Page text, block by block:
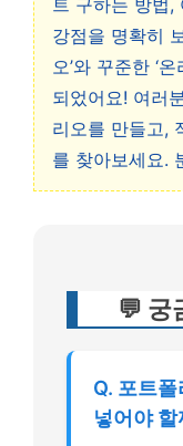
트 구하는 방법,
강점을 명확히
오’와 꾸준한 ‘
되었어요! 여러
리오를 만들고,
를 찾아보세요.
💬 궁
Q. 포트
넣어야 할